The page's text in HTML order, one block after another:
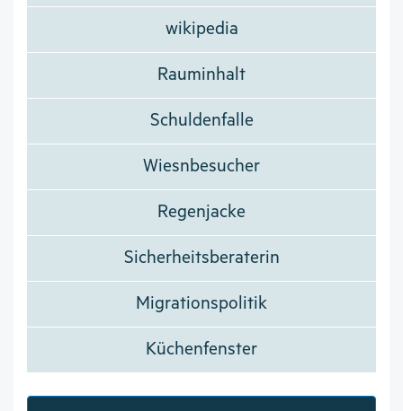
wikipedia
Rauminhalt
Schuldenfalle
Wiesnbesucher
Regenjacke
Sicherheitsberaterin
Migrationspolitik
Küchenfenster